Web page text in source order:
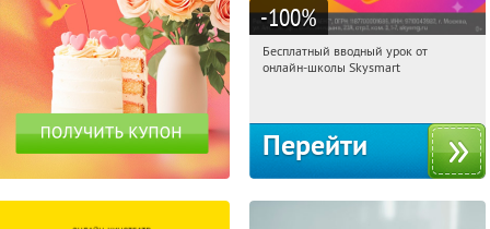
-100%
11:27:41
Получи первым!
Бесплатный вводный урок от
онлайн-школы Skysmart
Перейти